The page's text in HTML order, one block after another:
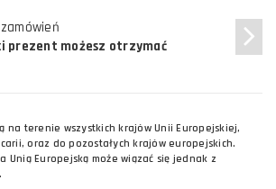
prezent możesz otrzymać
na terenie wszystkich krajów Unii Europejskiej,
oraz do pozostałych krajów europejskich.
Unią Europejską może wiązać się jednak z